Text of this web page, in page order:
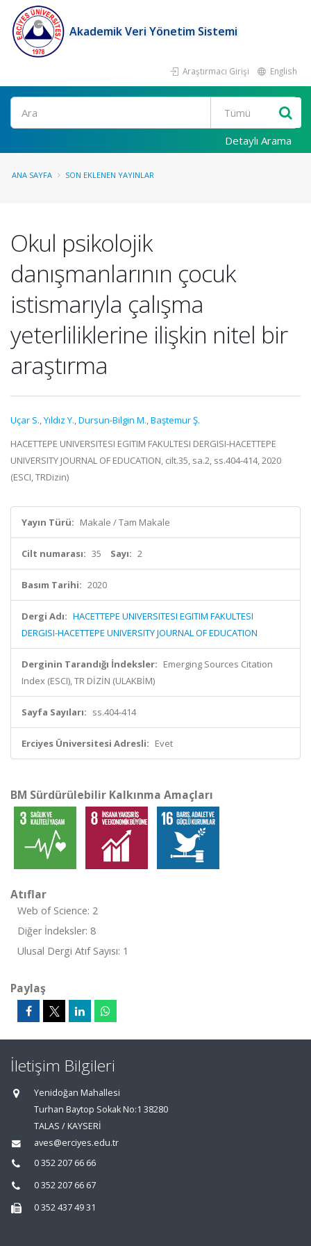
Akademik Veri Yönetim Sistemi
Araştırmacı Girişi English
Ara
Detaylı Arama
ANA SAYFA SON EKLENEN YAYINLAR
Okul psikolojik
danışmanlarının çocuk
istismarıyla çalışma
yeterliliklerine ilişkin nitel bir
araştırma
Uçar S.,Yıldız Y.,Dursun-Bilgin M.,Baştemur Ş.
HACETTEPE UNIVERSITESI EGITIM FAKULTESI DERGISI-HACETTEPE
UNIVERSITY JOURNAL OF EDUCATION, cilt.35, sa.2, ss.404-414, 2020
(ESCI, TRDizin)
Yayın Türü: Makale / Tam Makale
Cilt numarası: 35 Sayı: 2
Basım Tarihi: 2020
Dergi Adı: HACETTEPE UNIVERSITESI EGITIM FAKULTESI
DERGISI-HACETTEPE UNIVERSITY JOURNAL OF EDUCATION
Derginin Tarandığı İndeksler: Emerging Sources Citation
Index (ESCI), TR DİZİN (ULAKBİM)
Sayfa Sayıları: ss.404-414
Erciyes Üniversitesi Adresli: Evet
BM Sürdürülebilir Kalkınma Amaçları
Atıflar
Web of Science: 2
Diğer İndeksler: 8
Ulusal Dergi Atıf Sayısı: 1
Paylaş
İletişim Bilgileri
Yenidoğan Mahallesi
Turhan Baytop Sokak No:1 38280
TALAS / KAYSERİ
aves@erciyes.edu.tr
0 352 207 66 66
0 352 207 66 67
0 352 437 49 31